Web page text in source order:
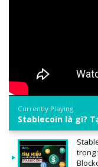
Currently Playing
trọng